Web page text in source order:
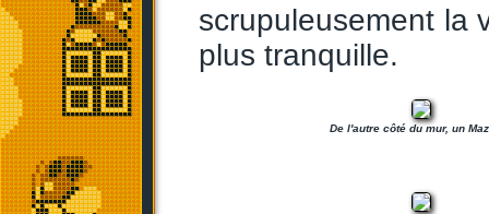
scrupuleusement la
plus tranquille.
De l'autre côté du mur, un